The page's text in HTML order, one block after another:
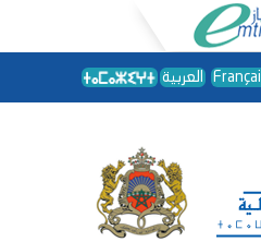
العربية